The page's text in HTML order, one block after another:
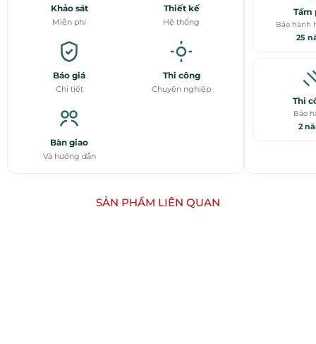
Khảo sát
Miễn phí
Thiết kế
Hệ thống
Báo giá
Chi tiết
Thi công
Chuyên nghiệp
Bàn giao
Và hướng dẫn
Tấm
Bảo hành
25
Thi
Bảo
2
SẢN PHẨM LIÊN QUAN